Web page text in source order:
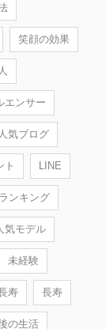
笑顔の効果
エンサー
人気ブログ
ト LINE
ンキング
気モデル
未経験
寿 長寿
の生活